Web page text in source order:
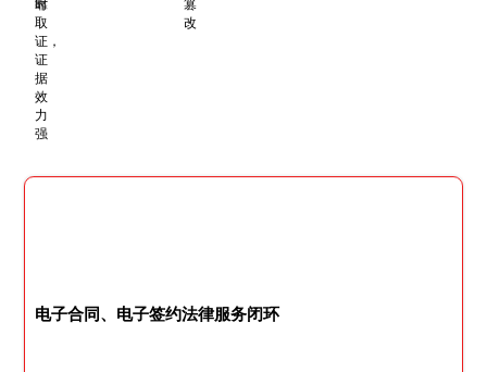
电子合同、电子签约法律服务闭环